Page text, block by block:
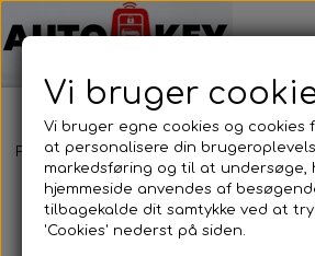
Forside Motorcykel nøgler Honda
Vi bruger
Vi bruger egne cookies og
at personalisere din
markedsføring og til at undersøge,
hjemmeside anvendes af
tilbagekalde dit samtykke ved at
'Cookies' nederst på siden.